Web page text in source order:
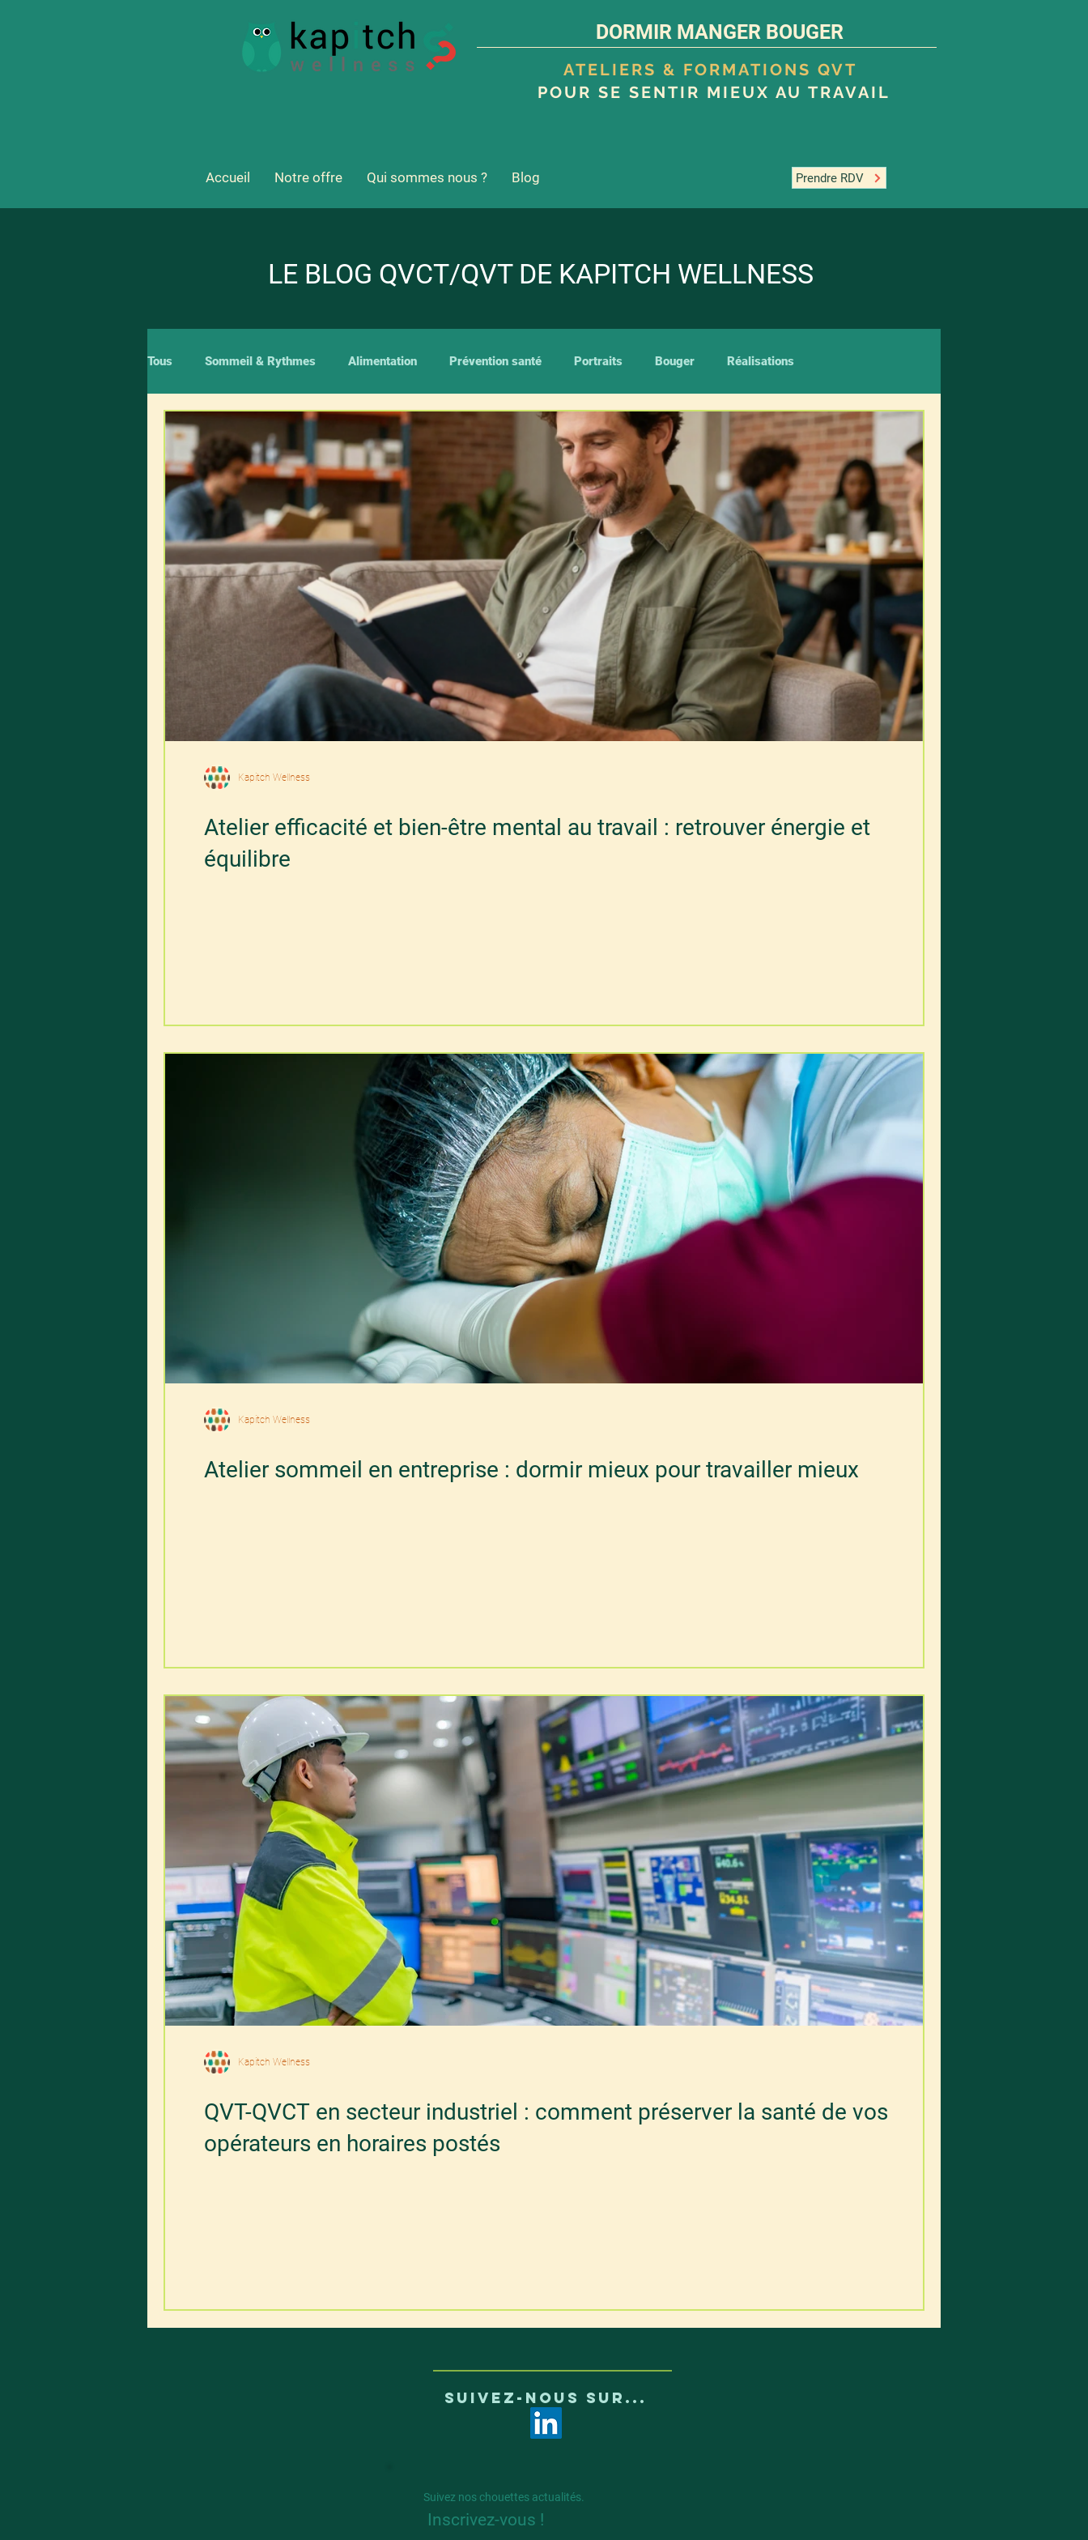
DORMIR MANGER BOUGER
ATELIERS & FORMATIONS QVT
POUR SE SENTIR MIEUX AU TRAVAIL
Accueil Notre offre Qui sommes nous ? Blog Prendre RDV
LE BLOG QVCT/QVT DE KAPITCH WELLNESS
Tous Sommeil & Rythmes Alimentation Prévention santé Portraits Bouger Réalisations
Atelier efficacité et bien-être mental au travail : retrouver énergie et
équilibre
Kapitch Wellness
Atelier sommeil en entreprise : dormir mieux pour travailler mieux
Kapitch Wellness
QVT-QVCT en secteur industriel : comment préserver la santé de vos
opérateurs en horaires postés
Kapitch Wellness
SUIVEZ-NOUS SUR...
Suivez nos chouettes actualités.
Inscrivez-vous !